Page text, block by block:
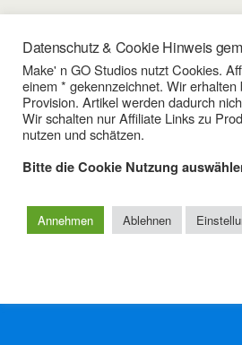
17/02/2022
Videoproduktion –
Videos vertonen
Zum
Datenschutz & Cookie Hinweis
Make' n GO Studios nutzt Cookies.
einem * gekennzeichnet. Wir
Provision. Artikel werden dadurch
Wir schalten nur Affiliate Links zu
nutzen und schätzen.
Bitte die Cookie Nutzung
Annehmen Ablehnen